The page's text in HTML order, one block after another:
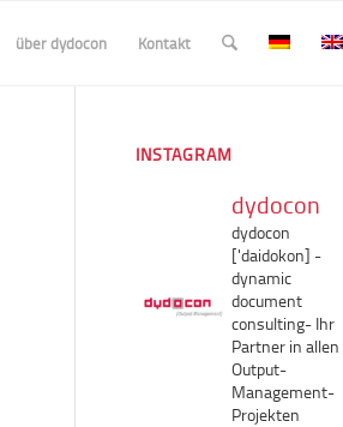
über dydocon Kontakt
INSTAGRAM
dydocon
dydocon
['daidokon] -
dynamic
document
consulting- Ihr
Partner in allen
Output-
Management-
Projekten